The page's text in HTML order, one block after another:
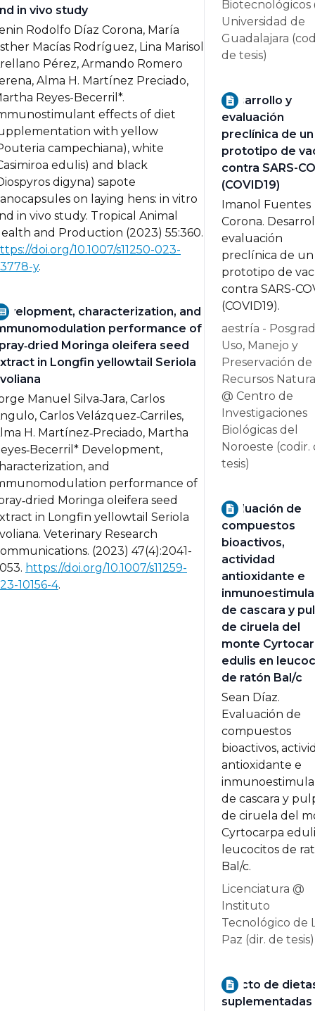
in vivo study
Rodolfo Díaz Corona, María
Macías Rodríguez, Lina Marisol
Pérez, Armando Romero
Alma H. Martínez Preciado,
Reyes-Becerril*.
effects of diet
with yellow
campechiana), white
edulis) and black
digyna) sapote
on laying hens: in vitro
in vivo study. Tropical Animal
and Production (2023) 55:360.
doi.org/10.1007/s11250-023-
y.
characterization, and
performance of
Moringa oleifera seed
in Longfin yellowtail Seriola
Manuel Silva‑Jara, Carlos
Carlos Velázquez‑Carriles,
H. Martínez‑Preciado, Martha
Development,
and
performance of
Moringa oleifera seed
in Longfin yellowtail Seriola
Veterinary Research
(2023) 47(4):2041-
https://doi.org/10.1007/s11259-
10156-4.
Biotecnológicos
Universidad de
Guadalajara
de tesis)
Desarrollo y
evaluación
preclínica de un
prototipo de
contra SARS-
(COVID19)
Imanol Fuentes
Corona.
evaluación
preclínica de un
prototipo de
contra SARS-
(COVID19).
aestría -
Uso, Manejo y
Preservación de
Recursos
@ Centro de
Investigaciones
Biológicas del
Noroeste (codir.
tesis)
Evaluación de
compuestos
bioactivos,
actividad
antioxidante e
de cascara y
de ciruela del
monte
edulis en
de ratón Bal/c
Sean Díaz.
Evaluación de
compuestos
bioactivos,
antioxidante e
de cascara y
de ciruela del
Cyrtocarpa
leucocitos de
Bal/c.
Licenciatura @
Instituto
Tecnológico de
Paz (dir. de tesis)
Efecto de
suplementadas